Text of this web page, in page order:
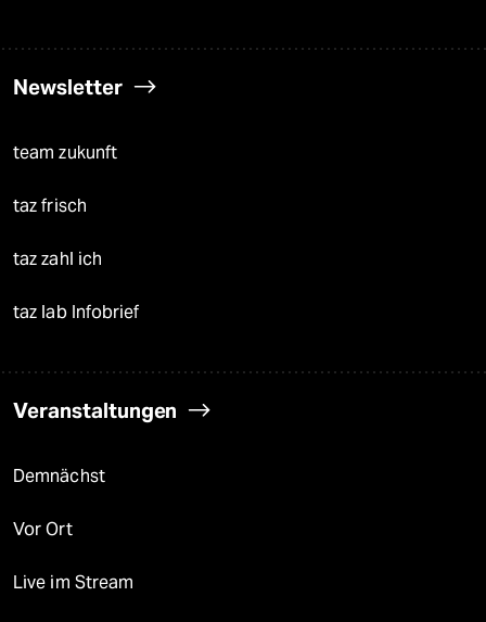
Newsletter
team zukunft
taz frisch
taz zahl ich
taz lab Infobrief
Veranstaltungen
Demnächst
Vor Ort
Live im Stream